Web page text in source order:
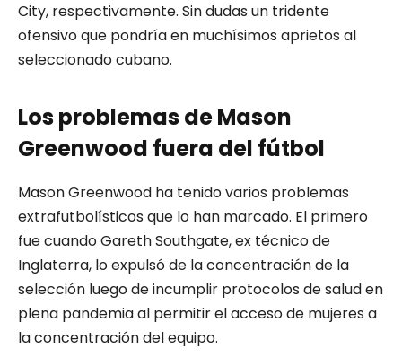
City, respectivamente. Sin dudas un tridente
ofensivo que pondría en muchísimos aprietos al
seleccionado cubano.
Los problemas de Mason
Greenwood fuera del fútbol
Mason Greenwood ha tenido varios problemas
extrafutbolísticos que lo han marcado. El primero
fue cuando Gareth Southgate, ex técnico de
Inglaterra, lo expulsó de la concentración de la
selección luego de incumplir protocolos de salud en
plena pandemia al permitir el acceso de mujeres a
la concentración del equipo.